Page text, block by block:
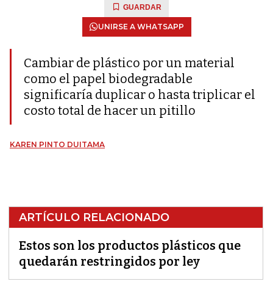
GUARDAR
UNIRSE A WHATSAPP
Cambiar de plástico por un material
como el papel biodegradable
significaría duplicar o hasta triplicar el
costo total de hacer un pitillo
KAREN PINTO DUITAMA
ARTÍCULO RELACIONADO
Estos son los productos plásticos que
quedarán restringidos por ley